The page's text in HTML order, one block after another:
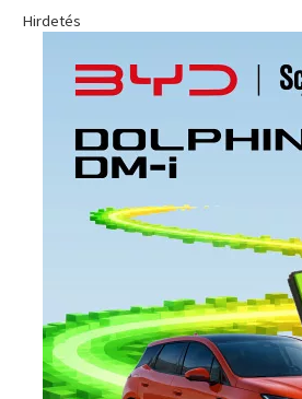
Hirdetés